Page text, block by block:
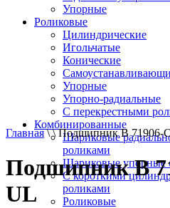
Упорные
Роликовые
Цилиндрические
Игольчатые
Конические
Упорные
Упорно-радиальные
C перекрестными
Комбинированные
Шариковые
роликами
Шариковые упорные
С короткими
роликами
Роликовые
Главная\ \ Подшипник B 71906-
Подшипник B
UL